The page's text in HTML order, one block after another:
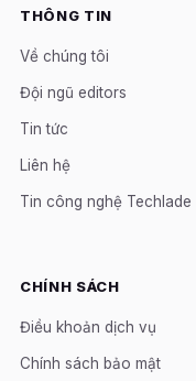
THÔNG TIN
Về chúng tôi
Đội ngũ editors
Tin tức
Liên hệ
Tin công nghệ Techlade
CHÍNH SÁCH
Điều khoản dịch vụ
Chính sách bảo mật